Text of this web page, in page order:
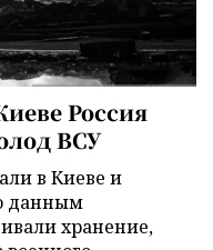
Россия
ВСУ
в Киеве и
данным
хранение,